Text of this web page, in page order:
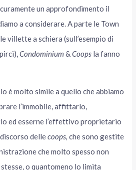
un approfondimento il
a considerare. A parte le Town
villette a schiera (sull’esempio di
Condominium&Coops la fanno
è molto simile a quello che abbiamo
l’immobile, affittarlo,
ed esserne l’effettivo proprietario
dellecoops,che sono gestite
che molto spesso non
o quantomeno lo limita